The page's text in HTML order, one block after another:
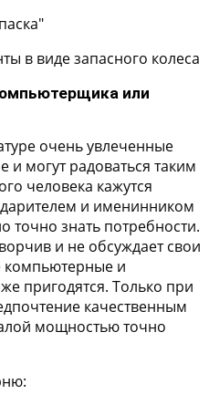
в виде запасного колеса
или
очень увлеченные
и могут радоваться таким
человека кажутся
и именинником
точно знать потребности.
и не обсуждает свои
компьютерные и
пригодятся. Только при
качественным
мощностью точно